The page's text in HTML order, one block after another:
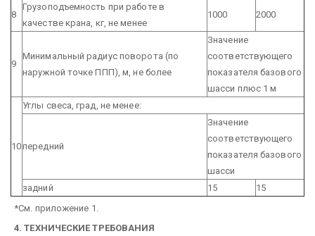
8
Грузоподъемность при работе в
качестве крана, кг, не менее
1000 2000
9
Минимальный радиус поворота (по
наружной точке ППП), м, не более
Значение
соответствующего
показателя базового
шасси плюс 1 м
10
Углы свеса, град, не менее:
передний
Значение
соответствующего
показателя базового
шасси
задний
15
15
*См. приложение 1.
4. ТЕХНИЧЕСКИЕ ТРЕБОВАНИЯ